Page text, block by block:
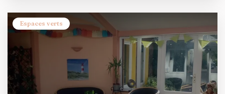
Espaces verts